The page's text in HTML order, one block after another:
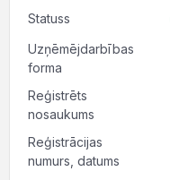
Statuss
Uzņēmējdarbības
forma
Reģistrēts
nosaukums
Reģistrācijas
numurs, datums